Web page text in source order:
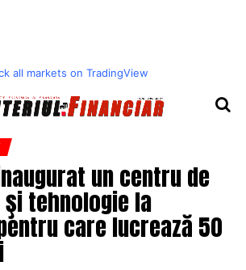
all markets on TradingView
un centru de
tehnologie la
care lucrează 50